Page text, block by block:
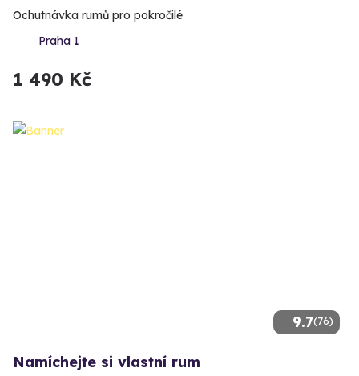
Ochutnávka rumů pro pokročilé
Praha 1
1 490 Kč
9.7(76)
Namíchejte si vlastní rum